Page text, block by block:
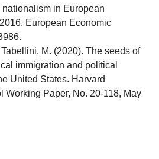
nationalism in European
European Economic
M. (2020). The seeds of
immigration and political
United States. Harvard
Working Paper, No. 20-118, May